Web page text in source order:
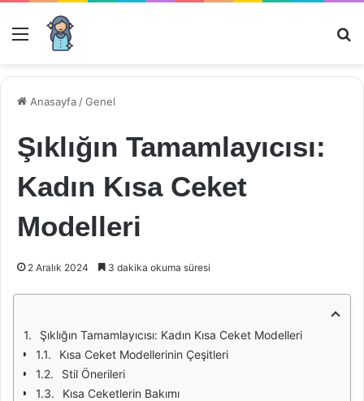
Menü
Anasayfa /Genel
Şıklığın Tamamlayıcısı:
Kadın Kısa Ceket
Modelleri
2 Aralık 2024 3 dakika okuma süresi
Şıklığın Tamamlayıcısı: Kadın Kısa Ceket Modelleri
Kısa Ceket Modellerinin Çeşitleri
Stil Önerileri
Kısa Ceketlerin Bakımı